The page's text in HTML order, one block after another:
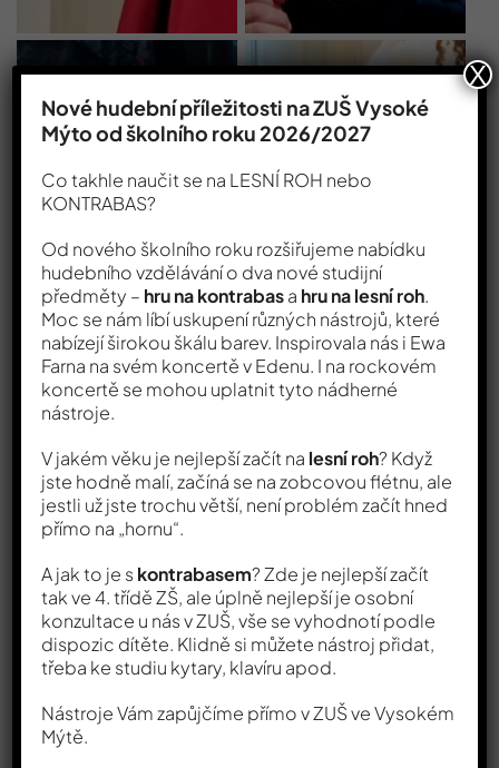
Nové hudební příležitosti na ZUŠ Vysoké
Mýto od školního roku 2026/2027
Co takhle naučit se na LESNÍ ROH nebo
KONTRABAS?
Od nového školního roku rozšiřujeme nabídku
hudebního vzdělávání o dva nové studijní
předměty – hru na kontrabasa hru na lesní roh.
Moc se nám líbí uskupení různých nástrojů, které
nabízejí širokou škálu barev. Inspirovala nás i Ewa
Farna na svém koncertě v Edenu. I na rockovém
koncertě se mohou uplatnit tyto nádherné
nástroje.
V jakém věku je nejlepší začít na lesní roh? Když
jste hodně malí, začíná se na zobcovou flétnu, ale
jestli už jste trochu větší, není problém začít hned
přímo na „hornu“.
A jak to je s kontrabasem? Zde je nejlepší začít
tak ve 4. třídě ZŠ, ale úplně nejlepší je osobní
konzultace u nás v ZUŠ, vše se vyhodnotí podle
dispozic dítěte. Klidně si můžete nástroj přidat,
třeba ke studiu kytary, klavíru apod.
Nástroje Vám zapůjčíme přímo v ZUŠ ve Vysokém
Mýtě.
X